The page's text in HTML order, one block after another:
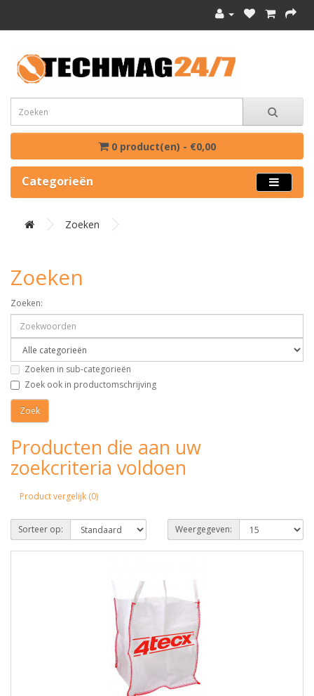
0 product(en) - €0,00
Categorieën
Zoeken
Zoeken
Zoeken:
Zoeken in sub-categorieën
Zoek ook in productomschrijving
Producten die aan uw
zoekcriteria voldoen
Product vergelijk (0)
Sorteer op: Weergegeven: